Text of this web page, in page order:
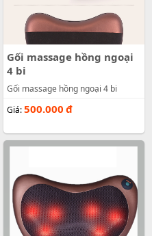
Gối massage hồng ngoại
4 bi
Gối massage hồng ngoại 4 bi
Giá:500.000 đ